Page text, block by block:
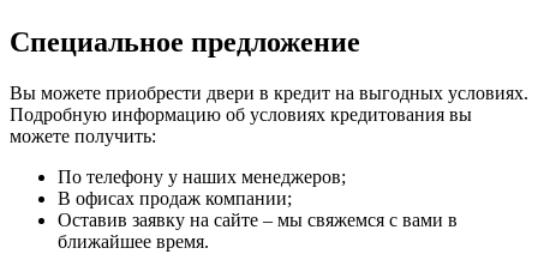
Специальное предложение
Вы можете приобрести двери в кредит на выгодных условиях.
Подробную информацию об условиях кредитования вы
можете получить:
По телефону у наших менеджеров;
В офисах продаж компании;
Оставив заявку на сайте – мы свяжемся с вами в
ближайшее время.